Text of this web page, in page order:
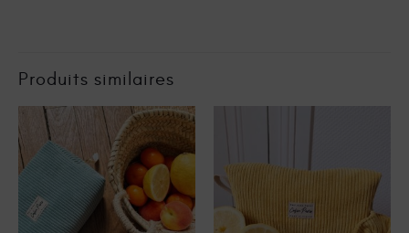
Produits similaires